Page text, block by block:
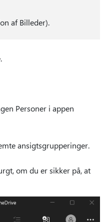
af Billeder).
Personer i appen
ansigtsgrupperinger.
om du er sikker på, at